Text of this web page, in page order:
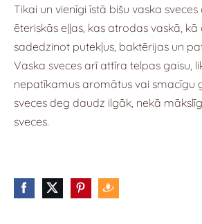
Tikai un vienīgi īstā bišu vaska
ēteriskās eļļas, kas atrodas vaskā, kā
sadedzinot putekļus, baktērijas un
Vaska sveces arī attīra telpas gaisu,
nepatīkamus aromātus vai smacīgu
sveces deg daudz ilgāk, nekā
sveces.